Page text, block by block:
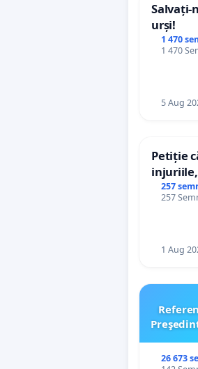
Salvați-
urși!
1 470
1 470
5 Aug
Petiție
către
257
257
1 Aug
26 673